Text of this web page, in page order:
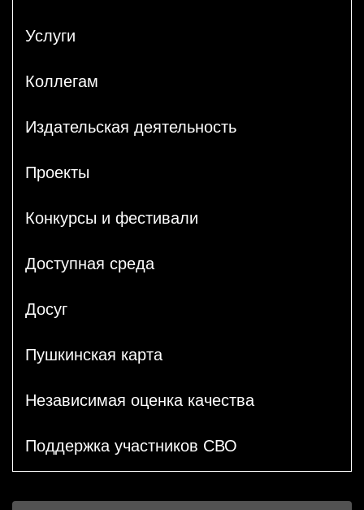
Услуги
Коллегам
Издательская деятельность
Проекты
Конкурсы и фестивали
Доступная среда
Досуг
Пушкинская карта
Независимая оценка качества
Поддержка участников СВО